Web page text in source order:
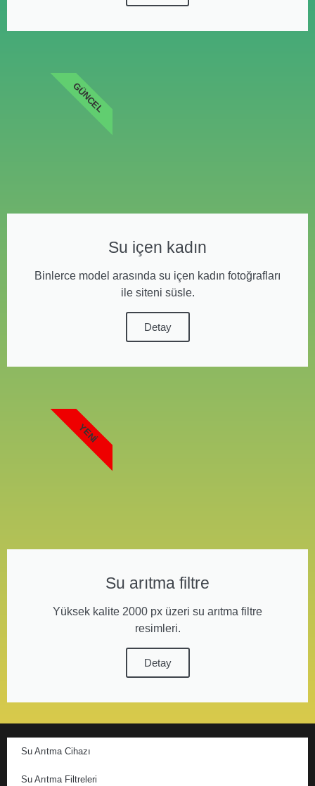
Su içen kadın
Binlerce model arasında su içen kadın fotoğrafları
ile siteni süsle.
Detay
GÜNCEL
Su arıtma filtre
Yüksek kalite 2000 px üzeri su arıtma filtre
resimleri.
Detay
YENI
Su Arıtma Cihazı
Su Arıtma Filtreleri